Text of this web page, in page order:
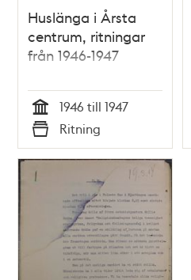
Huslänga i Årsta
centrum, ritningar
från 1946-1947
Tid
1946 till 1947
Typ
Ritning